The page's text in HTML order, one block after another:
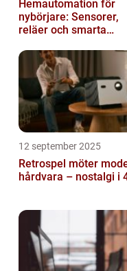
Hemautomation för
nybörjare: Sensorer,
reläer och smarta
12 september 2025
Retrospel möter
hårdvara – nostalgi i